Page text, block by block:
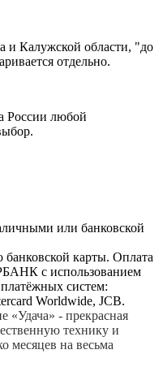
и Калужской области, "до
отдельно.
России любой
или банковской
карты. Оплата
с использованием
систем:
Worldwide, JCB.
«Удача» - прекрасная
технику и
месяцев на весьма